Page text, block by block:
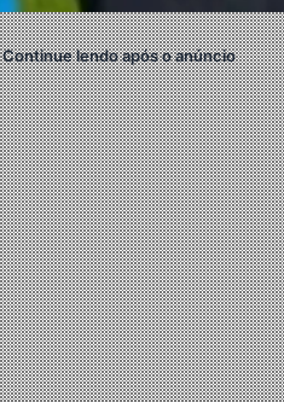
Continue lendo após o anúncio